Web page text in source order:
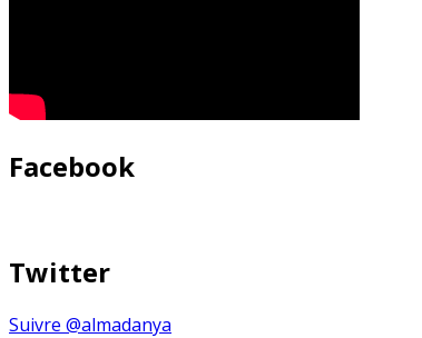
Facebook
Twitter
Suivre @almadanya